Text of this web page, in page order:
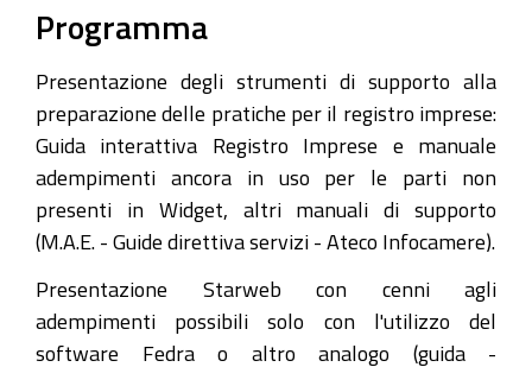
17.30,
Camera
di
Commercio
di
Modena
Programma
Presentazione degli strumenti di supporto alla
preparazione delle pratiche per il registro imprese:
Guida interattiva Registro Imprese e manuale
adempimenti ancora in uso per le parti non
presenti in Widget, altri manuali di supporto
(M.A.E. - Guide direttiva servizi - Ateco Infocamere).
Presentazione Starweb con cenni agli
adempimenti possibili solo con l'utilizzo del
software Fedra o altro analogo (guida -